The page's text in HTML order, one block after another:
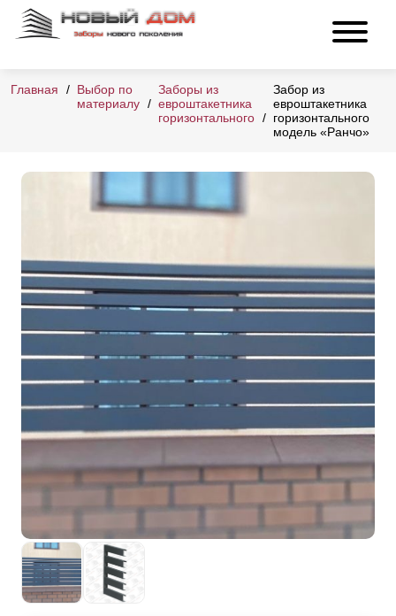
Главная
Выбор по
материалу
Заборы из
евроштакетника
горизонтального
Забор из
евроштакетника
горизонтального
модель «Ранчо»